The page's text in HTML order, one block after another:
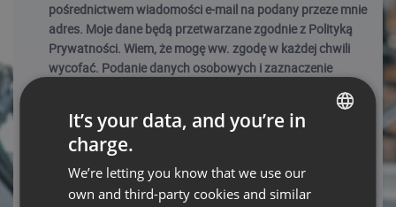
pośrednictwem wiadomości e-mail na podany przeze mnie
adres. Moje dane będą przetwarzane zgodnie z Polityką
Prywatności. Wiem, że mogę ww. zgodę w każdej chwili
wycofać. Podanie danych osobowych i zaznaczenie
ale niezbędne do wzięcia udziału w webinarium).
Email Address FRENCH
It’s your data, and you’re in
charge.
We’re letting you know that we use our
own and third-party cookies and similar